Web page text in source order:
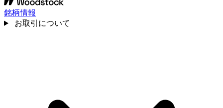
銘柄情報
お取引について